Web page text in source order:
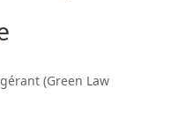
(Green Law